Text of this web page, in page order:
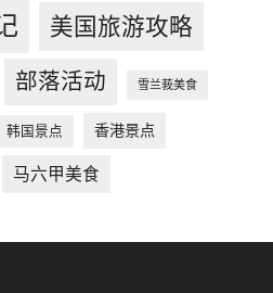
美国旅游攻略
部落活动 雪兰莪美食
韩国景点 香港景点
马六甲美食